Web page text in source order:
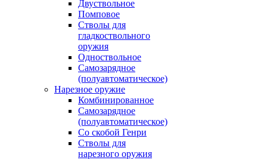
Двуствольное
Помповое
Стволы для
гладкоствольного
оружия
Одноствольное
Самозарядное
(полуавтоматическое)
Нарезное оружие
Комбинированное
Самозарядное
(полуавтоматическое)
Со скобой Генри
Стволы для
нарезного оружия